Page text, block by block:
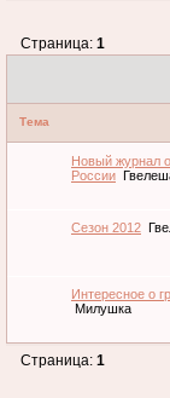
Страница:1
Тема
Новый журнал
России
Сезон 2012
Интересное о
Милушка
Страница:1